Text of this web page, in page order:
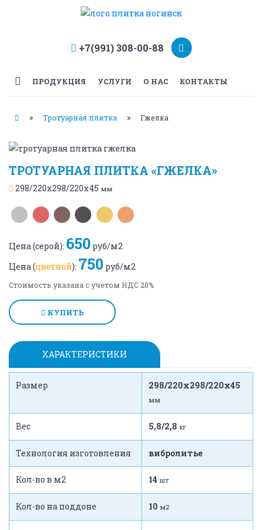
ПРОДУКЦИЯ УСЛУГИ О НАС КОНТАКТЫ
+7(991) 308-00-88
Вы здесь
» Тротуарная плитка » Гжелка
ТРОТУАРНАЯ ПЛИТКА «ГЖЕЛКА»
298/220x298/220x45 мм
Цена (серой): 650 руб/м2
Цена (цветной): 750 руб/м2
Стоимость указана с учетом НДС 20%
КУПИТЬ
ХАРАКТЕРИСТИКИ
Размер 298/220x298/220x45
мм
Вес 5,8/2,8 кг
Технология изготовления вибролитье
Кол-во в м2 14 шт
Кол-во на поддоне 10 м2